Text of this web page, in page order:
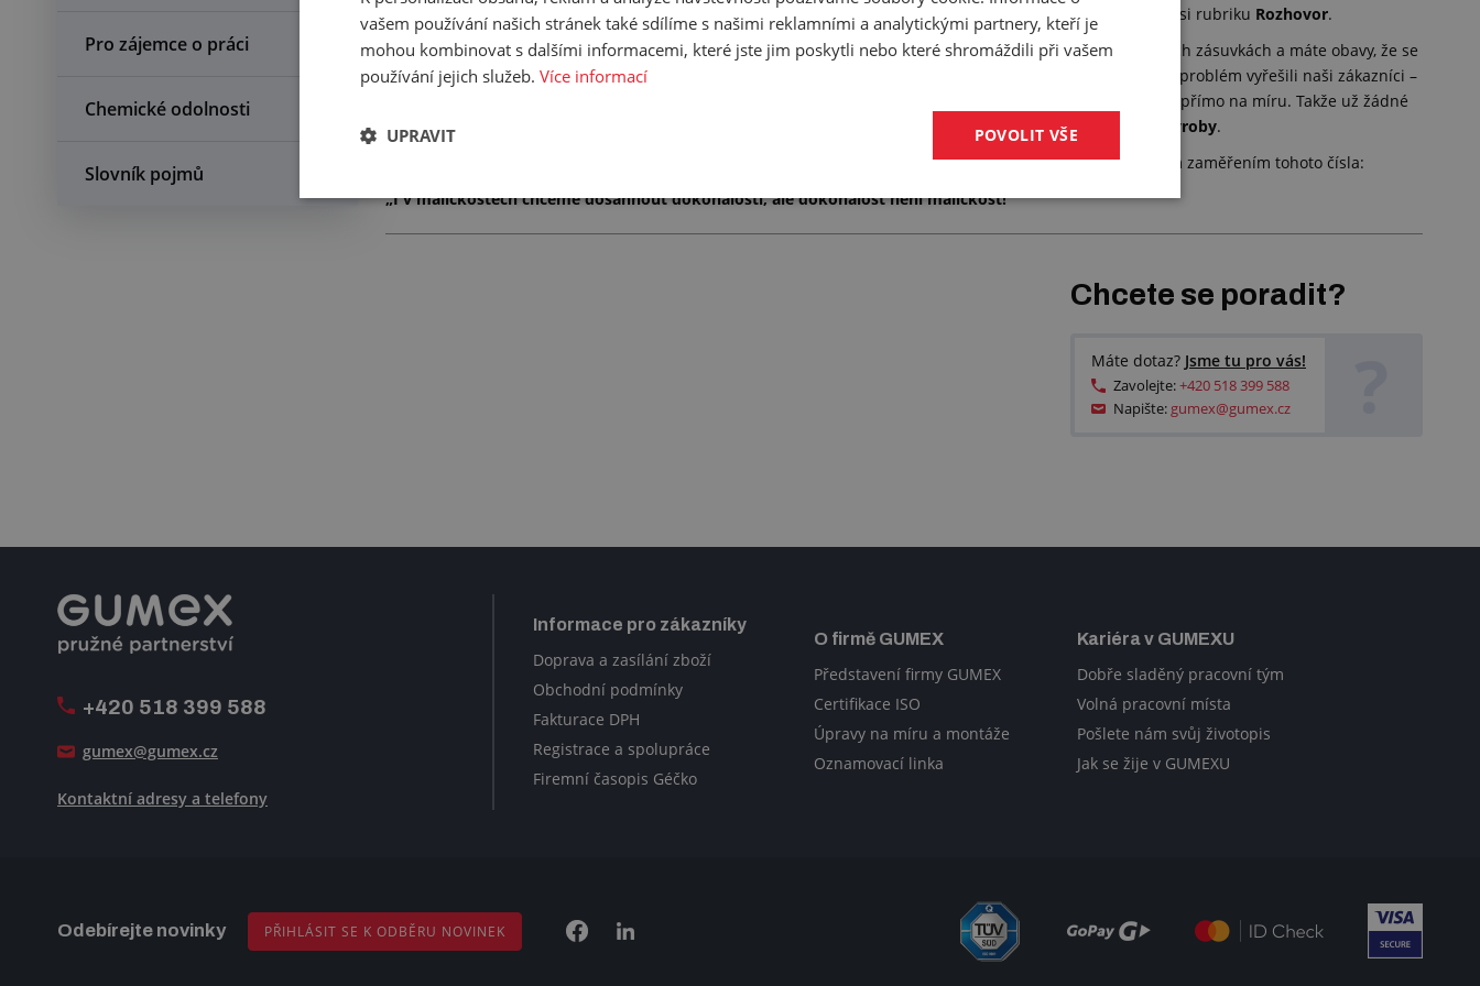
Pro zájemce o práci
Chemické odolnosti
Slovník pojmů
doporučení od člověka, který se této problematice dlouhodobě věnuje a dokáže prakticky poradit, nalistujte si rubriku Rozhovor.
Přenášíte často křehké vzorky, nástroje či přístroje? Anebo je máte uloženy v pořadačích, boxech či dílenských zásuvkách a máte obavy, že se
vzájemně potlučou anebo se při pokusu o jejich uspořádání zraníte? Pak neváhejte a podívejte se, jak tento problém vyřešili naši zákazníci –
upřednostnili tool boxy, kufříky a šuplíky, které jsme jim vybavili pěnovými výplněmi s otvory a prohlubněmi přímo na míru. Takže už žádné
poškození ani zranění nehrozí! V oddělení naší výroby jsme vyzvídali detaily i fotili pro rubriku
Novinky z výroby.
najdete samozřejmě i další rubriky a zajímavá témata. Nechte se inspirovat naším stěžejním zaměřením tohoto čísla:
„I v maličkostech chceme dosáhnout dokonalosti, ale dokonalost není maličkost!“
Chcete se poradit?
Máte dotaz? Jsme tu pro vás!
Zavolejte:+420 518 399 588
Napište: gumex@gumex.cz
+420 518 399 588
gumex@gumex.cz
Kontaktní adresy a telefony
Informace pro zákazníky
Doprava a zasílání zboží
Obchodní podmínky
Fakturace DPH
Registrace a spolupráce
Firemní časopis Géčko
O firmě GUMEX
Představení firmy GUMEX
Certifikace ISO
Úpravy na míru a montáže
Oznamovací linka
Kariéra v GUMEXU
Dobře sladěný pracovní tým
Volná pracovní místa
Pošlete nám svůj životopis
Jak se žije v GUMEXU
Odebírejte novinky PŘIHLÁSIT SE K ODBĚRU NOVINEK
vašem používání našich stránek také sdílíme s našimi reklamními a analytickými partnery, kteří je
mohou kombinovat s dalšími informacemi, které jste jim poskytli nebo které shromáždili při vašem
používání jejich služeb. Více informací
POVOLIT VŠE
UPRAVIT